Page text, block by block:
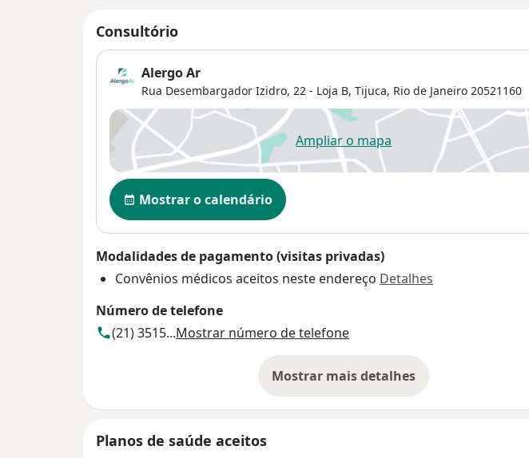
Consultório
Alergo Ar
Rua Desembargador Izidro, 22 - Loja B, Tijuca, Rio de Janeiro 20521160
Ampliar o mapaabre num novo separador
Disponibilidade
Mostrar o calendário
Modalidades de pagamento (visitas privadas)
Convênios médicos aceitos neste endereço Detalhes
Número de telefone
(21) 3515...Mostrar número de telefone
Mostrar mais detalhes
sobre o endereço
Planos de saúde aceitos